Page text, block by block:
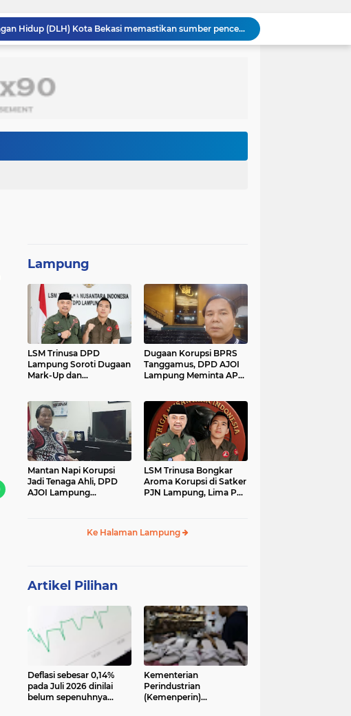
Dinas Lingkungan Hidup (DLH) Kota Bekasi memastikan sumber pencemaran yang menyebabkan air Kali Bekasi berubah hitam pekat dalam beberapa hari terakhir
PT MRT menginvestasikan anggaran sebesar Rp300 miliar lebih untuk membangun pedestrian deck Dukuh Atas yang akan menjadi ikon baru
Kepolisian Negara Republik Indonesia (Polri) tengah mendalami penyebaran video hoaks terkait aksi demonstrasi yang beredar di media sosial. Video tersebut diketahui merupakan rekaman peristiwa lama yang kembali diunggah
Lampung
LSM Trinusa DPD
Lampung Soroti Dugaan
Mark-Up dan
PKPCK
Dugaan Korupsi BPRS
Tanggamus, DPD AJOI
Lampung Meminta APH
Mantan Napi Korupsi
Jadi Tenaga Ahli, DPD
AJOI Lampung
LSM Trinusa Bongkar
Aroma Korupsi di Satker
PJN Lampung, Lima Pos
Ke Halaman Lampung
Artikel Pilihan
Deflasi sebesar 0,14%
pada Juli 2026 dinilai
belum sepenuhnya
Kementerian
Perindustrian
(Kemenperin)